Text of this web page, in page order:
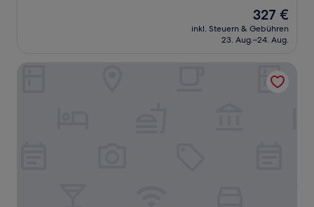
Der
Preis
beträgt
327 €
inkl. Steuern & Gebühren
23. Aug.–24. Aug.